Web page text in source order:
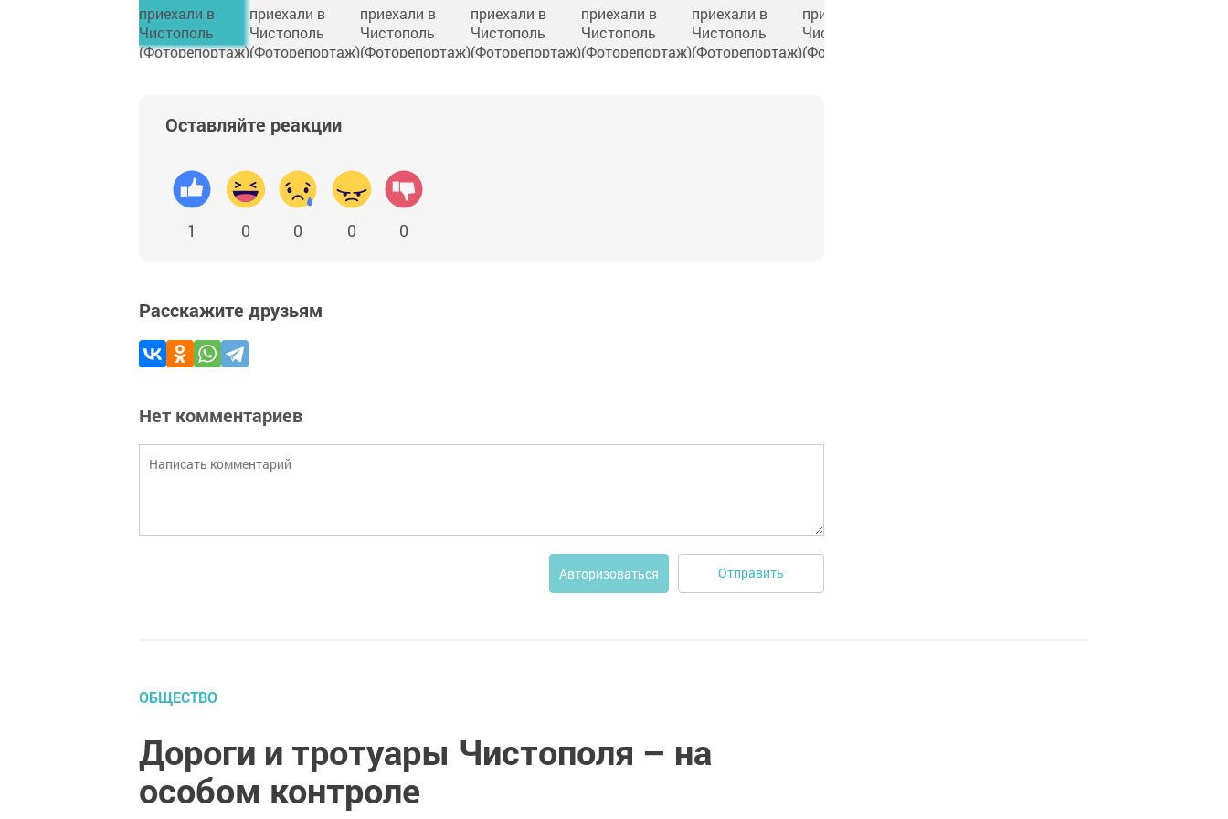
Оставляйте реакции
1 0 0 0 0
Расскажите друзьям
Нет комментариев
Авторизоваться Отправить
ОБЩЕСТВО
Дороги и тротуары Чистополя – на
особом контроле